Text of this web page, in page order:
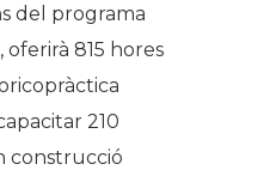
del programa
815 hores
210
construcció